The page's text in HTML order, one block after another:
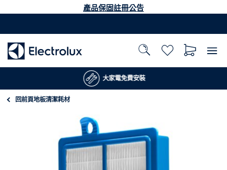
產品保固註冊公告
大家電免費安裝
回前頁地板清潔耗材